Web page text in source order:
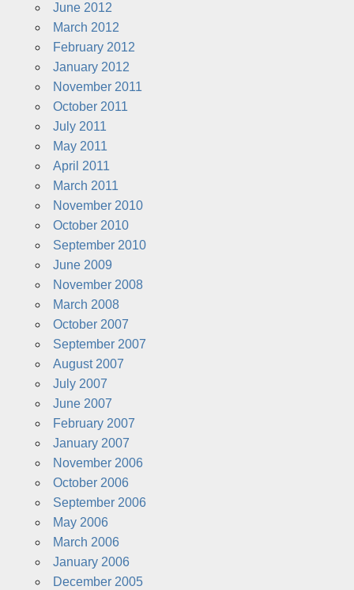
June 2012
March 2012
February 2012
January 2012
November 2011
October 2011
July 2011
May 2011
April 2011
March 2011
November 2010
October 2010
September 2010
June 2009
November 2008
March 2008
October 2007
September 2007
August 2007
July 2007
June 2007
February 2007
January 2007
November 2006
October 2006
September 2006
May 2006
March 2006
January 2006
December 2005